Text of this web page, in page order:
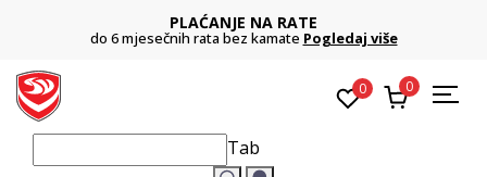
PLAĆANJE NA RATE
do 6 mjesečnih rata bez kamate Pogledaj više
0 0
Tab